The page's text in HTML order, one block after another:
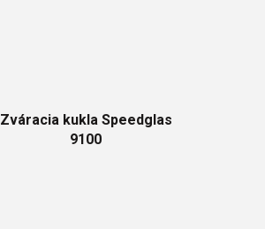
Zváracia kukla Speedglas
9100